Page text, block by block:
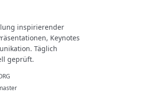
inspirierender
Keynotes
Täglich
geprüft.